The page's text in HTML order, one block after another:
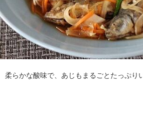
柔らかな酸味で、あじもまるごとたっぷり